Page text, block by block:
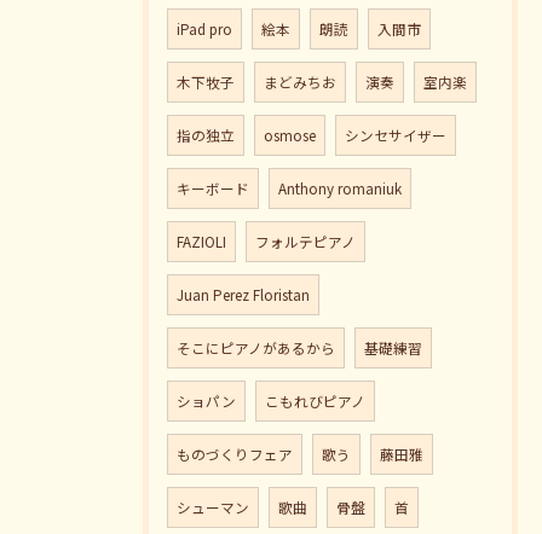
iPad pro 絵本 朗読 入間市
木下牧子 まどみちお 演奏 室内楽
指の独立 osmose シンセサイザー
キーボード Anthony romaniuk
FAZIOLI フォルテピアノ
Juan Perez Floristan
そこにピアノがあるから 基礎練習
ショパン こもれびピアノ
ものづくりフェア 歌う 藤田雅
シューマン 歌曲 骨盤 首